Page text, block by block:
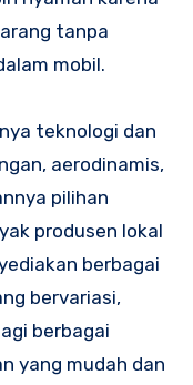
tanpa
mobil.
teknologi dan
aerodinamis,
pilihan
produsen lokal
berbagai
bervariasi,
berbagai
yang mudah dan